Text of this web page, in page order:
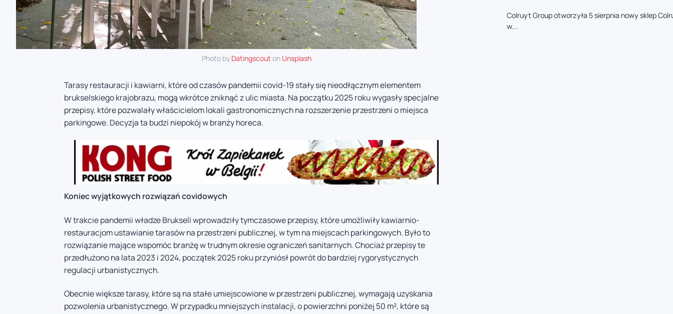
Photo by Datingscout on Unsplash
Tarasy restauracji i kawiarni, które od czasów pandemii covid-19 stały się nieodłącznym elementem
brukselskiego krajobrazu, mogą wkrótce zniknąć z ulic miasta. Na początku 2025 roku wygasły specjalne
przepisy, które pozwalały właścicielom lokali gastronomicznych na rozszerzenie przestrzeni o miejsca
parkingowe. Decyzja ta budzi niepokój w branży horeca.
Koniec wyjątkowych rozwiązań covidowych
W trakcie pandemii władze Brukseli wprowadziły tymczasowe przepisy, które umożliwiły kawiarnio-
restauracjom ustawianie tarasów na przestrzeni publicznej, w tym na miejscach parkingowych. Było to
rozwiązanie mające wspomóc branżę w trudnym okresie ograniczeń sanitarnych. Chociaż przepisy te
przedłużono na lata 2023 i 2024, początek 2025 roku przyniósł powrót do bardziej rygorystycznych
regulacji urbanistycznych.
Obecnie większe tarasy, które są na stałe umiejscowione w przestrzeni publicznej, wymagają uzyskania
pozwolenia urbanistycznego. W przypadku mniejszych instalacji, o powierzchni poniżej 50 m², które są
Colruyt Group otworzyła 5 sierpnia nowy sklep
w...